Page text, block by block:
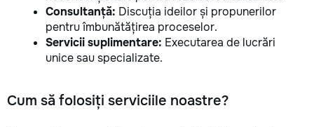
Consultanță: Discuția ideilor și propunerilor
pentru îmbunătățirea proceselor.
Servicii suplimentare: Executarea de lucrări
unice sau specializate.
Cum să folosiți serviciile noastre?